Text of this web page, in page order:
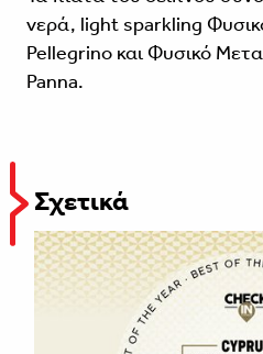
νερά, light sparkling
Pellegrino και Φυσικό
Panna.
Σχετικά